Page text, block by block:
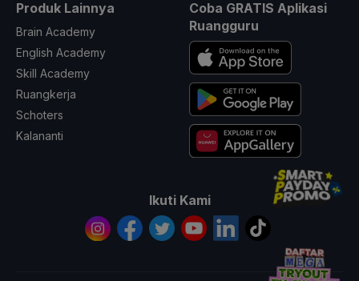
Produk Lainnya
Brain Academy
English Academy
Skill Academy
Ruangkerja
Schoters
Kalananti
Coba GRATIS Aplikasi
Ruangguru
Ikuti Kami